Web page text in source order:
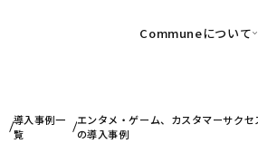
Communeについて
可視化
導入事例一
覧
エンタメ・ゲーム、カスタマーサク
の導入事例